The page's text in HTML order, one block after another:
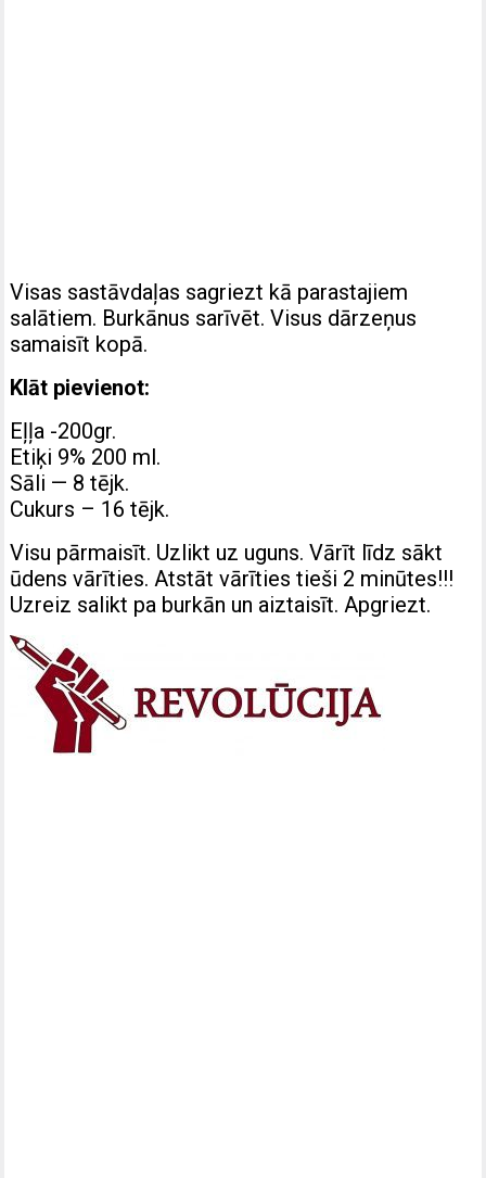
Visas sastāvdaļas sagriezt kā parastajiem
salātiem. Burkānus sarīvēt. Visus dārzeņus
samaisīt kopā.
Klāt pievienot:
Eļļa -200gr.
Etiķi 9% 200 ml.
Sāli — 8 tējk.
Cukurs – 16 tējk.
Visu pārmaisīt. Uzlikt uz uguns. Vārīt līdz sākt
ūdens vārīties. Atstāt vārīties tieši 2 minūtes!!!
Uzreiz salikt pa burkān un aiztaisīt. Apgriezt.